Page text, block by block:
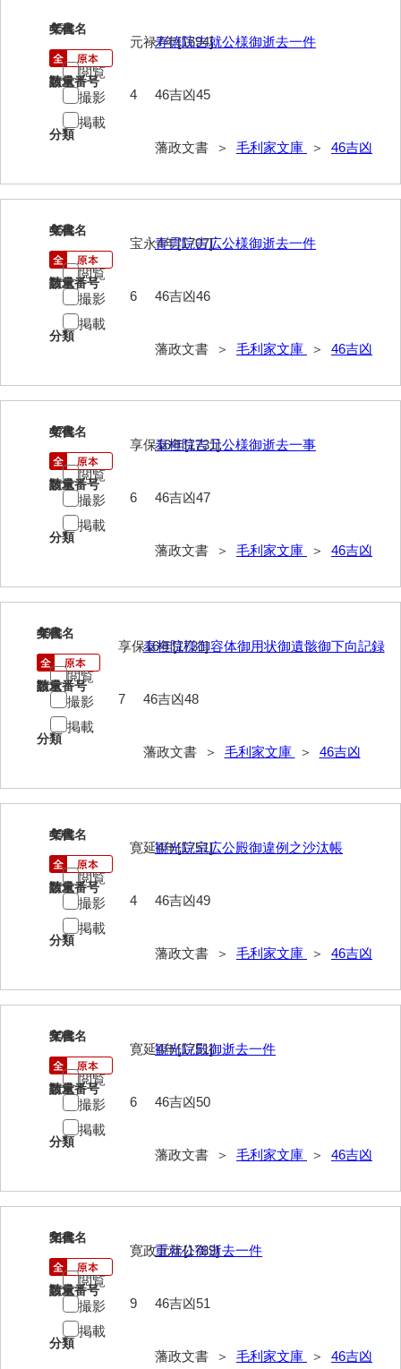
63馬関戦争一件
65接幕一件
68諸隊一件
69年度別史料
71藩臣日記
72他藩人日記
75維新記事雑録
78殉難録稿
81写真史料
*3他家
*6末家
*10産業
*12宗教
*15用度
遠用物
県庁伝来旧藩記録
山口小郡宰判記録
両公伝史料
三卿伝史料
45
文書名
寿徳院吉就公様御逝去一件
請求番号
46吉凶45
分類
藩政文書 ＞ 毛利家文庫 ＞ 46吉凶
年代
元禄7年[1694]
数量
4
閲覧
撮影
掲載
46
文書名
青雲院吉広公様御逝去一件
請求番号
46吉凶46
分類
藩政文書 ＞ 毛利家文庫 ＞ 46吉凶
年代
宝永4年[1707]
数量
6
閲覧
撮影
掲載
47
文書名
泰桓院吉元公様御逝去一事
請求番号
46吉凶47
分類
藩政文書 ＞ 毛利家文庫 ＞ 46吉凶
年代
享保16年[1731]
数量
6
閲覧
撮影
掲載
48
文書名
泰桓院様御容体御用状御遺骸御下向記録
請求番号
46吉凶48
分類
藩政文書 ＞ 毛利家文庫 ＞ 46吉凶
年代
享保16年[1731]
数量
7
閲覧
撮影
掲載
49
文書名
観光院宗広公殿御違例之沙汰帳
請求番号
46吉凶49
分類
藩政文書 ＞ 毛利家文庫 ＞ 46吉凶
年代
寛延4年[1751]
数量
4
閲覧
撮影
掲載
50
文書名
観光院殿御逝去一件
請求番号
46吉凶50
分類
藩政文書 ＞ 毛利家文庫 ＞ 46吉凶
年代
寛延4年[1751]
数量
6
閲覧
撮影
掲載
51
文書名
重就公御逝去一件
請求番号
46吉凶51
分類
藩政文書 ＞ 毛利家文庫 ＞ 46吉凶
年代
寛政元年[1789]
数量
9
閲覧
撮影
掲載